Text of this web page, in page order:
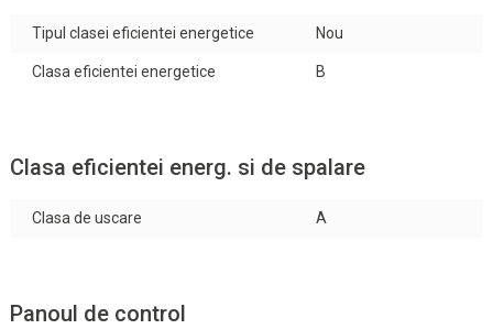
Tipul clasei eficientei energetice Nou
Clasa eficientei energetice B
Clasa eficientei energ. si de spalare
Clasa de uscare A
Panoul de control